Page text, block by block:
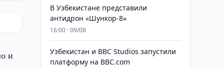
и
В Узбекистане представили
антидрон «Шункор-8»
16:00 · 09/08
Узбекистан и BBC Studios запустили
платформу на BBC.com